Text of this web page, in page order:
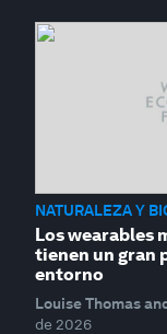
NATURALEZA Y
Los wearables
tienen un gran
entorno
Louise Thomas
de 2026